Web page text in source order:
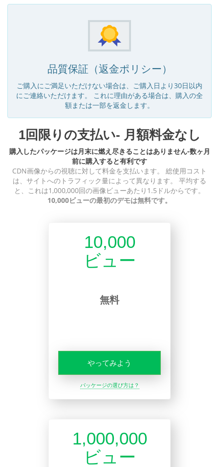
品質保証（返金ポリシー）
ご購入にご満足いただけない場合は、ご購入日より30日以内
にご連絡いただけます。 これに理由がある場合は、購入の全
額または一部を返金します。
1回限りの支払い- 月額料金なし
購入したパッケージは月末に燃え尽きることはありません-数ヶ月
前に購入すると有利です
CDN画像からの視聴に対して料金を支払います。 総使用コスト
は、サイトへのトラフィック量によって異なります。 平均する
と、これは1,000,000回の画像ビューあたり1.5ドルからです。
10,000ビューの最初のデモは無料です。
10,000
ビュー
無料
やってみよう
パッケージの選び方は？
1,000,000
ビュー